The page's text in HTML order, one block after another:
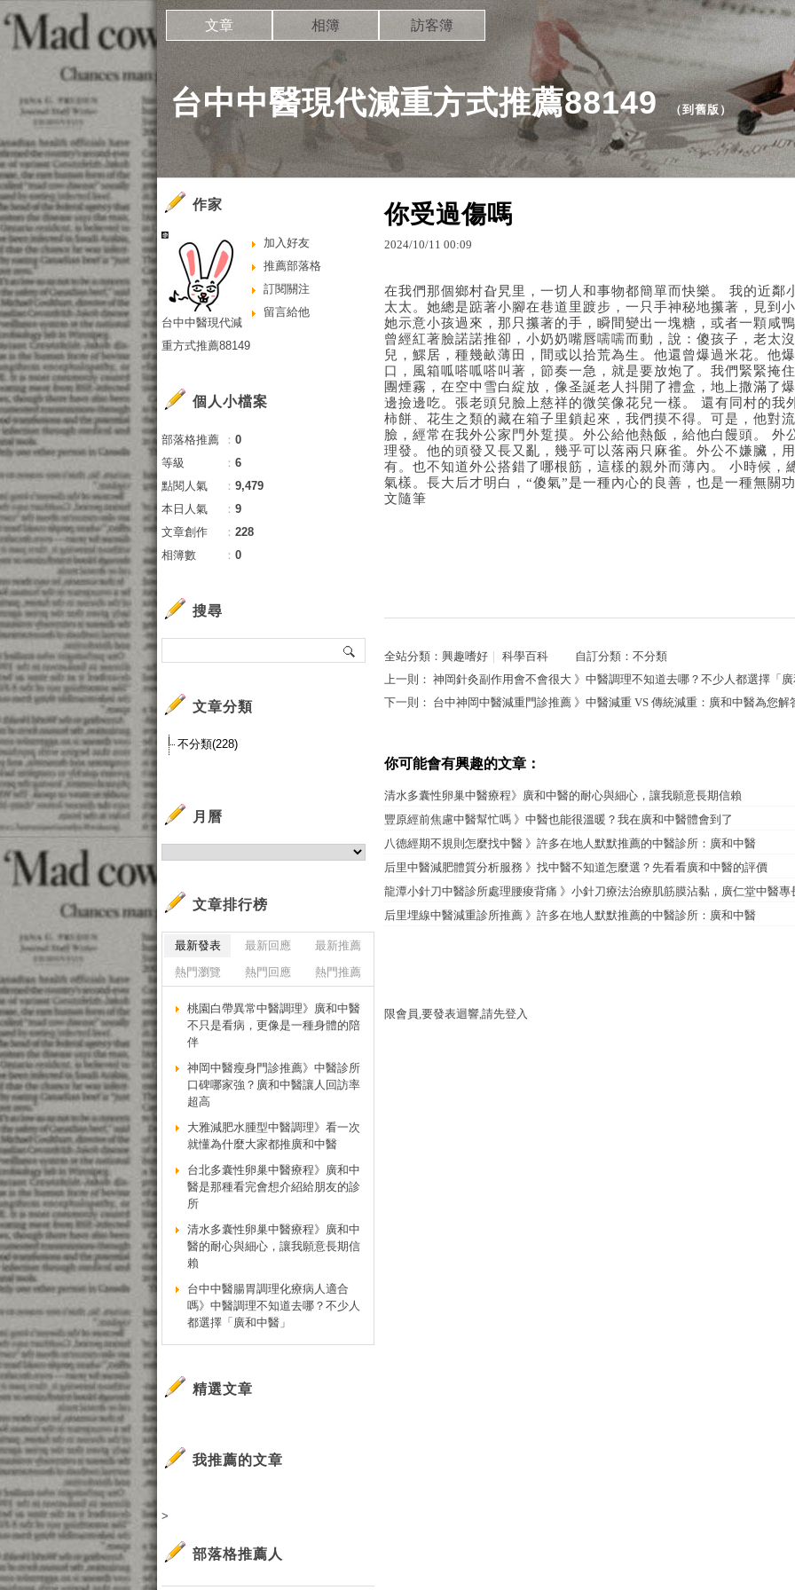
台中中醫現代減重方式推薦88149 （到舊版）
文章 相簿 訪客簿
你受過傷嗎
2024/10/11 00:09
在我們那個鄉村旮旯里，一切人和事物都簡單而快樂。 我的近鄰
太太。她總是踮著小腳在巷道里踱步，一只手神秘地攥著，見到
她示意小孩過來，那只攥著的手，瞬間變出一塊糖，或者一顆咸
曾經紅著臉諾諾推卻，小奶奶嘴唇嚅嚅而動，說：傻孩子，老太
兒，鰥居，種幾畝薄田，間或以拾荒為生。他還曾爆過米花。他
口，風箱呱嗒呱嗒叫著，節奏一急，就是要放炮了。我們緊緊掩
團煙霧，在空中雪白綻放，像圣誕老人抖開了禮盒，地上撒滿了
邊撿邊吃。張老頭兒臉上慈祥的微笑像花兒一樣。 還有同村的我
柿餅、花生之類的藏在箱子里鎖起來，我們摸不得。可是，他對
臉，經常在我外公家門外踅摸。外公給他熱飯，給他白饅頭。 外
理發。他的頭發又長又亂，幾乎可以落兩只麻雀。外公不嫌臟，
有。也不知道外公搭錯了哪根筋，這樣的親外而薄內。 小時候，
氣樣。長大后才明白，“傻氣”是一種內心的良善，也是一種無關
文隨筆
全站分類： 興趣嗜好 科學百科 自訂分類： 不分類
上一則： 神岡針灸副作用會不會很大 》中醫調理不知道去哪？不少人都選擇「
下一則： 台中神岡中醫減重門診推薦 》中醫減重 VS 傳統減重：廣和中醫為您解
你可能會有興趣的文章：
清水多囊性卵巢中醫療程》廣和中醫的耐心與細心，讓我願意長期信賴
豐原經前焦慮中醫幫忙嗎 》中醫也能很溫暖？我在廣和中醫體會到了
八德經期不規則怎麼找中醫 》許多在地人默默推薦的中醫診所：廣和中醫
后里中醫減肥體質分析服務 》找中醫不知道怎麼選？先看看廣和中醫的評價
龍潭小針刀中醫診所處理腰痠背痛 》小針刀療法治療肌筋膜沾黏，廣仁堂中醫專
后里埋線中醫減重診所推薦 》許多在地人默默推薦的中醫診所：廣和中醫
限會員,要發表迴響,請先登入
作家
加入好友
推薦部落格
訂閱關注
留言給他
台中中醫現代減
重方式推薦88149
個人小檔案
部落格推薦 ： 0
等級
： 6
點閱人氣
： 9,479
本日人氣
： 9
文章創作
： 228
相簿數
： 0
搜尋
文章分類
不分類(228)
月曆
文章排行榜
最新發表 最新回應
最新推薦
熱門瀏覽
熱門回應 熱門推薦
桃園白帶異常中醫調理》廣和中醫
不只是看病，更像是一種身體的陪
伴
神岡中醫瘦身門診推薦》中醫診所
口碑哪家強？廣和中醫讓人回訪率
超高
大雅減肥水腫型中醫調理》看一次
就懂為什麼大家都推廣和中醫
台北多囊性卵巢中醫療程》廣和中
醫是那種看完會想介紹給朋友的診
所
清水多囊性卵巢中醫療程》廣和中
醫的耐心與細心，讓我願意長期信
賴
台中中醫腸胃調理化療病人適合
嗎》中醫調理不知道去哪？不少人
都選擇「廣和中醫」
精選文章
我推薦的文章
>
部落格推薦人